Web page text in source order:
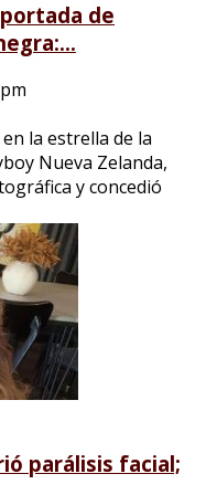
de
la estrella de la
Nueva Zelanda,
y concedió
parálisis facial;